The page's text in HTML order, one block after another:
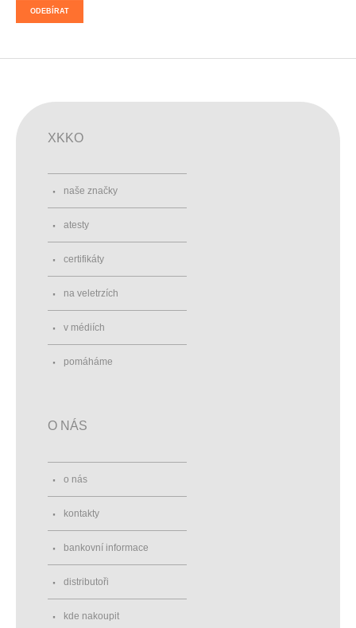
ODEBÍRAT
XKKO
naše značky
atesty
certifikáty
na veletrzích
v médiích
pomáháme
O NÁS
o nás
kontakty
bankovní informace
distributoři
kde nakoupit